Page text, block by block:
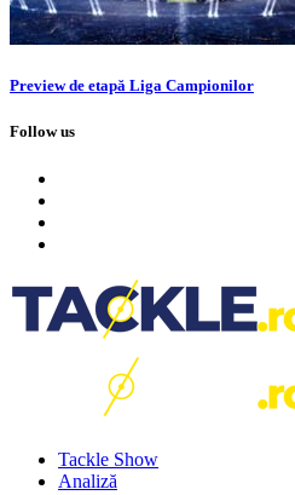
Preview de etapă Liga Campionilor
Follow us
Tackle Show
Analiză